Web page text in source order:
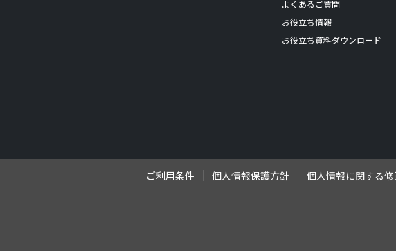
よくあるご質問
お役立ち情報
お役立ち資料ダウンロード
ご利用条件 個人情報保護方針 個人情報に関する